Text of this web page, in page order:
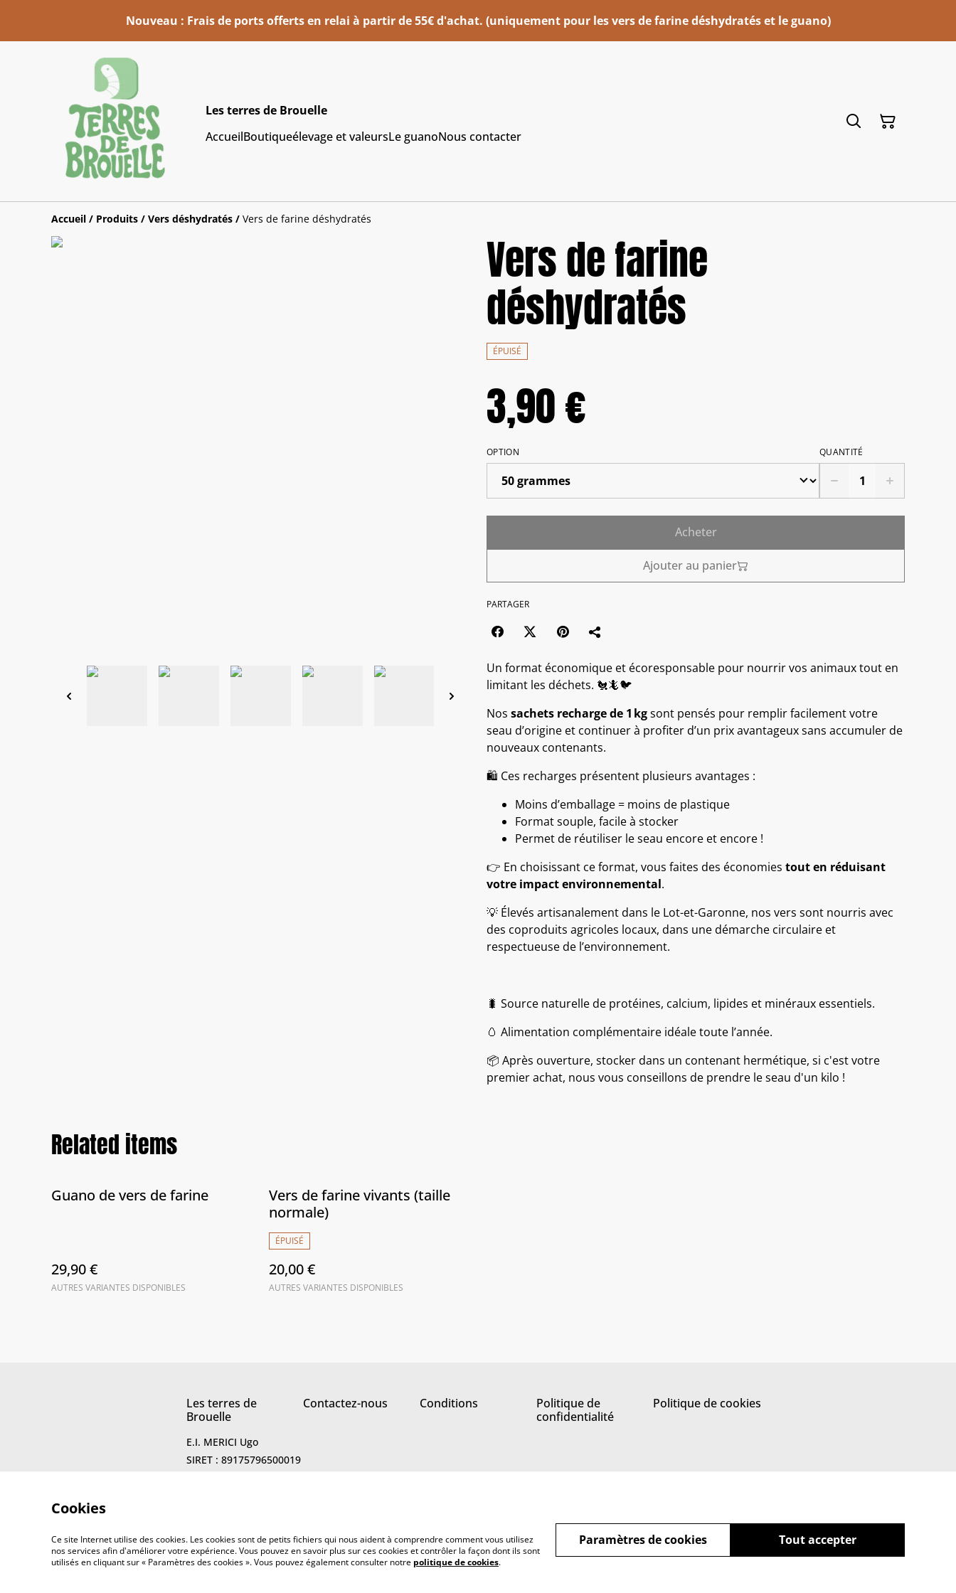
Nouveau : Frais de ports offerts en relai à partir de 55€ d'achat. (uniquement pour les vers de farine déshydratés et le guano)
Les terres de Brouelle
AccueilBoutiqueélevage et valeursLe guanoNous contacter
Accueil / Produits / Vers déshydratés / Vers de farine déshydratés
Vers de farine
déshydratés
ÉPUISÉ
3,90 €
OPTION QUANTITÉ
Acheter
Ajouter au panier
PARTAGER
Un format économique et écoresponsable pour nourrir vos animaux tout en
limitant les déchets. 🐔🦎🐦
Nos sachets recharge de 1 kgsont pensés pour remplir facilement votre
seau d’origine et continuer à profiter d’un prix avantageux sans accumuler de
nouveaux contenants.
🛍 Ces recharges présentent plusieurs avantages :
Moins d’emballage = moins de plastique
Format souple, facile à stocker
Permet de réutiliser le seau encore et encore !
👉 En choisissant ce format, vous faites des économies tout en réduisant
votre impact environnemental.
💡 Élevés artisanalement dans le Lot-et-Garonne, nos vers sont nourris avec
des coproduits agricoles locaux, dans une démarche circulaire et
respectueuse de l’environnement.
🐛 Source naturelle de protéines, calcium, lipides et minéraux essentiels.
🥚 Alimentation complémentaire idéale toute l’année.
📦 Après ouverture, stocker dans un contenant hermétique, si c'est votre
premier achat, nous vous conseillons de prendre le seau d'un kilo !
Related items
Guano de vers de farine
29,90 €
AUTRES VARIANTES DISPONIBLES
Vers de farine vivants (taille
normale)
ÉPUISÉ
20,00 €
AUTRES VARIANTES DISPONIBLES
Les terres de
Brouelle
E.I. MERICI Ugo
SIRET : 89175796500019
Contactez-nous Conditions
Politique de
confidentialité
Politique de cookies
©2026 Les terres de Brouelle
Cookies
Ce site Internet utilise des cookies. Les cookies sont de petits fichiers qui nous aident à comprendre comment vous utilisez
nos services afin d'améliorer votre expérience. Vous pouvez en savoir plus sur ces cookies et contrôler la façon dont ils sont
utilisés en cliquant sur « Paramètres des cookies ». Vous pouvez également consulter notre politique de cookies.
Tout accepter
Paramètres de cookies